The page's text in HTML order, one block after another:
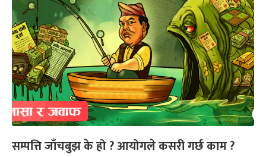
सम्पत्ति जाँचबुझ के हो ? आयोगले कसरी गर्छ काम ?